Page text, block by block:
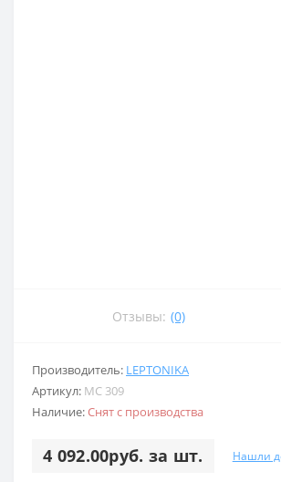
Отзывы: (0)
Производитель: LEPTONIKA
Артикул: MC 309
Наличие:Снят с производства
4 092.00руб. за шт. Нашли